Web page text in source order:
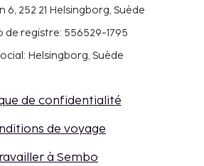
6, 252 21 Helsingborg, Suède
de registre: 556529-1795
Helsingborg, Suède
de confidentialité
de voyage
à Sembo